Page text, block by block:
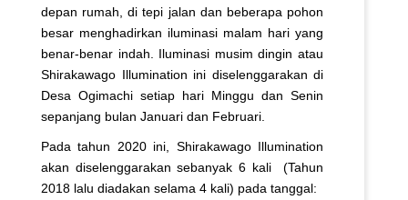
depan rumah, di tepi jalan dan beberapa pohon
besar menghadirkan iluminasi malam hari yang
benar-benar indah. Iluminasi musim dingin atau
Shirakawago Illumination ini diselenggarakan di
Desa Ogimachi setiap hari Minggu dan Senin
sepanjang bulan Januari dan Februari.
Pada tahun 2020 ini, Shirakawago Illumination
akan diselenggarakan sebanyak 6 kali (Tahun
2018 lalu diadakan selama 4 kali) pada tanggal: